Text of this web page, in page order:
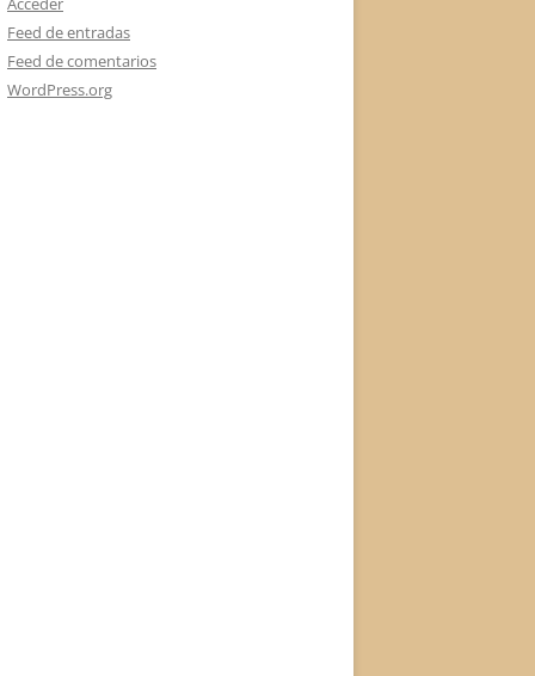
Feed de entradas
Feed de comentarios
WordPress.org